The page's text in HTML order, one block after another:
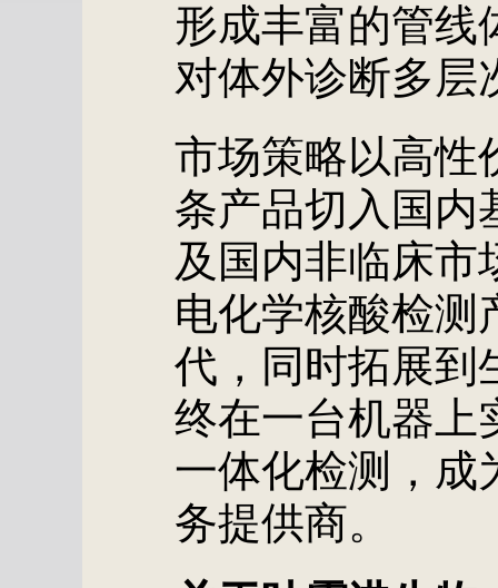
形成丰富的管线
对体外诊断多层
市场策略以高性
条产品切入国内
及国内非临床市
电化学核酸检测
代，同时拓展到
终在一台机器上
一体化检测，成
务提供商。